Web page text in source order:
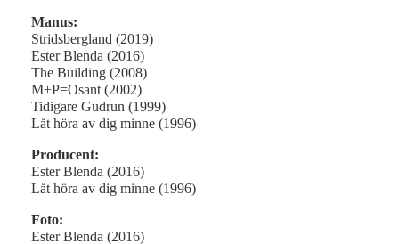
Manus:
Stridsbergland (2019)
Ester Blenda (2016)
The Building (2008)
M+P=Osant (2002)
Tidigare Gudrun (1999)
Låt höra av dig minne (1996)
Producent:
Ester Blenda (2016)
Låt höra av dig minne (1996)
Foto:
Ester Blenda (2016)